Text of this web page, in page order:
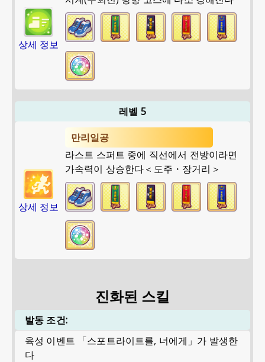
상세 정보
레벨 5
상세 정보
만리일공
라스트 스퍼트 중에 직선에서 전방이라면
가속력이 상승한다＜도주・장거리＞
진화된 스킬
발동 조건:
육성 이벤트 「스포트라이트를, 너에게」가 발생한
다